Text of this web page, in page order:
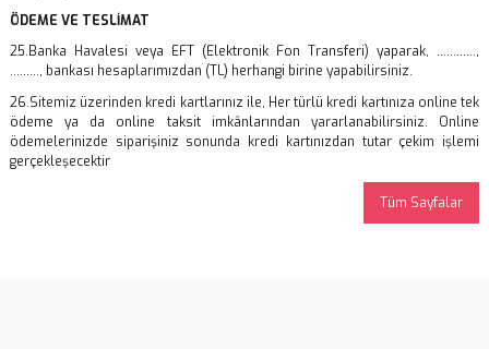
ÖDEME VE TESLİMAT
25.Banka Havalesi veya EFT (Elektronik Fon Transferi) yaparak, ............,
........., bankası hesaplarımızdan (TL) herhangi birine yapabilirsiniz.
26.Sitemiz üzerinden kredi kartlarınız ile, Her türlü kredi kartınıza online tek
ödeme ya da online taksit imkânlarından yararlanabilirsiniz. Online
ödemelerinizde siparişiniz sonunda kredi kartınızdan tutar çekim işlemi
gerçekleşecektir
Tüm Sayfalar